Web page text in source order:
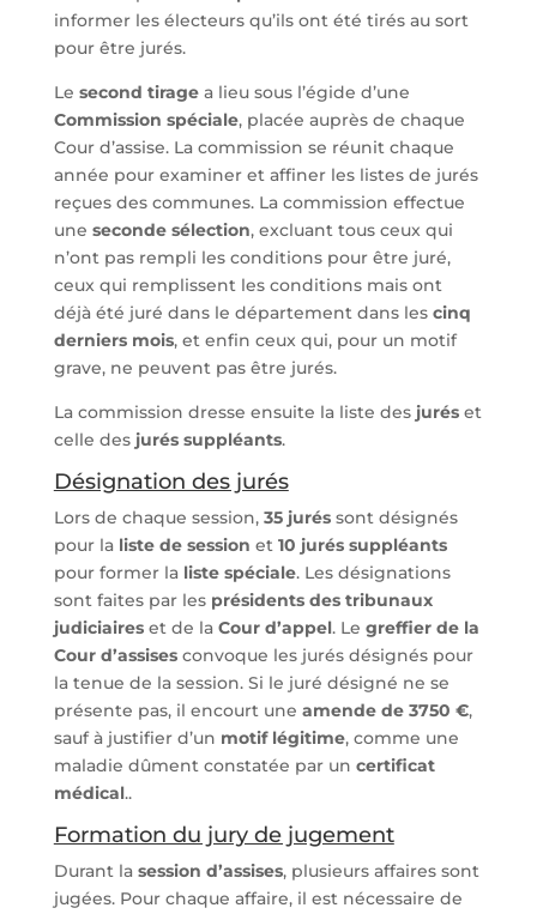
informer les électeurs qu’ils ont été tirés au sort
pour être jurés.
Le second tiragea lieu sous l’égide d’une
Commission spéciale, placée auprès de chaque
Cour d’assise. La commission se réunit chaque
année pour examiner et affiner les listes de jurés
reçues des communes. La commission effectue
une seconde sélection, excluant tous ceux qui
n’ont pas rempli les conditions pour être juré,
ceux qui remplissent les conditions mais ont
déjà été juré dans le département dans les cinq
derniers mois, et enfin ceux qui, pour un motif
grave, ne peuvent pas être jurés.
La commission dresse ensuite la liste des juréset
celle des jurés suppléants.
Désignation des jurés
Lors de chaque session, 35 juréssont désignés
pour la liste de session et 10 jurés suppléants
pour former la liste spéciale. Les désignations
sont faites par les présidents des tribunaux
judiciaireset de la Cour d’appel. Le greffier de la
Cour d’assisesconvoque les jurés désignés pour
la tenue de la session. Si le juré désigné ne se
présente pas, il encourt une amende de 3750 €,
sauf à justifier d’un motif légitime, comme une
maladie dûment constatée par un certificat
médical..
Formation du jury de jugement
Durant la session d’assises, plusieurs affaires sont
jugées. Pour chaque affaire, il est nécessaire de